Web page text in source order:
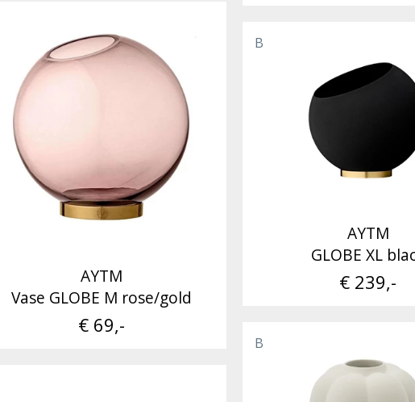
AYTM
Vase GLOBE M rose/gold
€ 69,-
B
AYTM
GLOBE XL
€ 239,-
B